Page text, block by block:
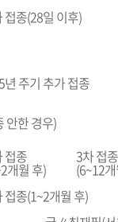
접종(28일 이후)
년 주기 추가 접종
안한 경우)
접종
2개월 후)
3차 접종
(6~12
접종(1~2개월 후)